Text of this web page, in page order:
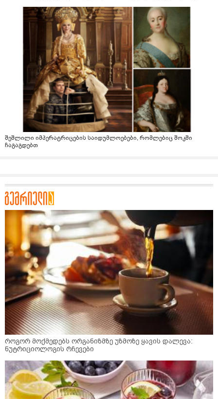
შეშლილი იმპერატრიცების საიდუმლოებები, რომლებიც შოკში
ჩაგაგდებთ
როგორ მოქმედებს ორგანიზმზე უზმოზე ყავის დალევა:
ნუტრიციოლოგის რჩევები